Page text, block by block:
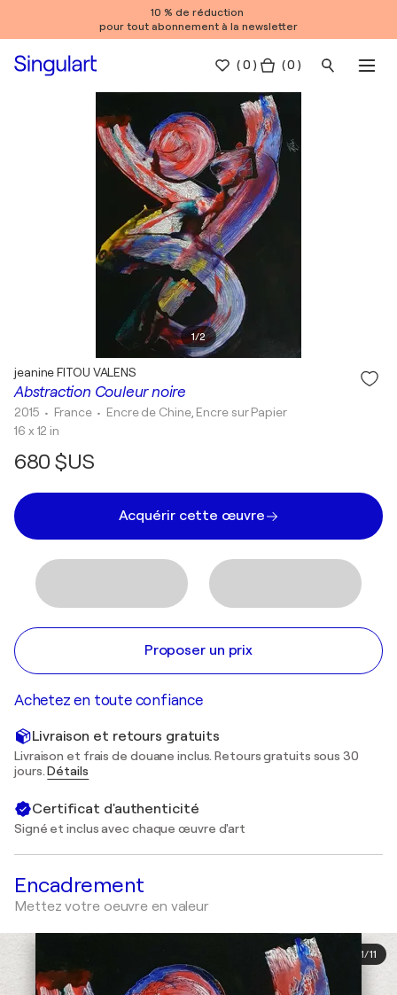
10 % de réduction
pour tout abonnement à la newsletter
(0 ) ( 0 )
1/2
Abstraction Couleur noire
jeanine FITOU VALENS
2015 • France • Encre de Chine, Encre sur Papier
16 x 12 in
680 $US
Acquérir cette œuvre
Proposer un prix
Achetez en toute confiance
Livraison et retours gratuits
Livraison et frais de douane inclus. Retours gratuits sous 30
jours.Détails
Certificat d'authenticité
Signé et inclus avec chaque œuvre d'art
Encadrement
Mettez votre oeuvre en valeur
1/11